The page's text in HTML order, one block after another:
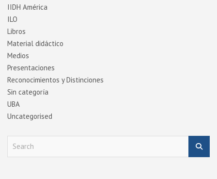
IIDH América
ILO
Libros
Material didáctico
Medios
Presentaciones
Reconocimientos y Distinciones
Sin categoría
UBA
Uncategorised